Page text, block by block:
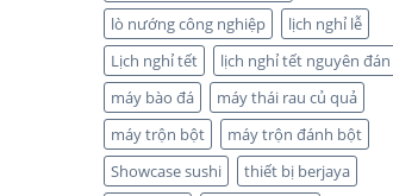
lò nướng công nghiệp
lịch nghỉ lễ
Lịch nghỉ tết
lịch nghỉ tết nguyên đán
máy bào đá
máy thái rau củ quả
máy trộn bột
máy trộn đánh bột
Showcase sushi
thiết bị berjaya